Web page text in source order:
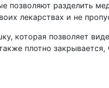
позволяют разделить
лекарствах и не
которая позволяет
плотно закрывается,